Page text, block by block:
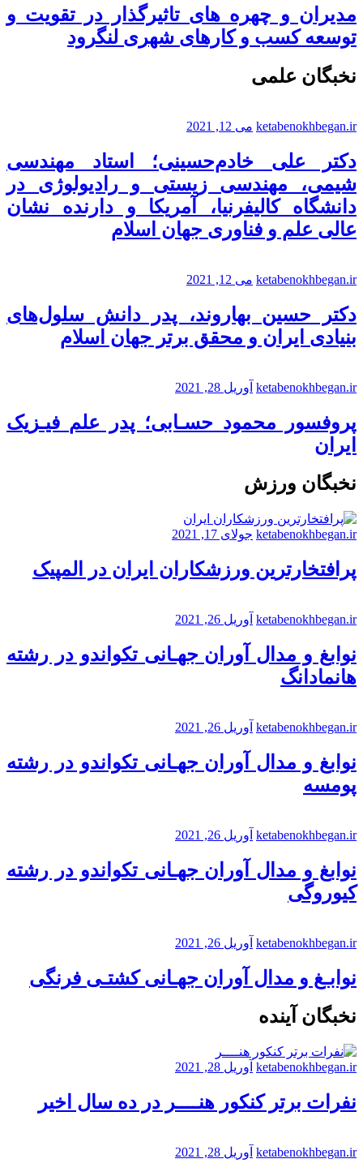
مدیران و چهره های تاثیرگذار در تقویت و
توسعه کسب و کارهای شهری لنگرود
نخبگان علمی
ketabenokhbegan.ir می 12, 2021
دکتر علی خادم‌حسینی؛ استاد مهندسی
شیمی، مهندسی زیستی و رادیولوژی در
دانشگاه کالیفرنیا، آمریکا و دارنده نشان
عالی علم و فناوری جهان اسلام
ketabenokhbegan.ir می 12, 2021
دکتر حسین بهاروند، پدر دانش سلول‌های
بنیادی ایران و محقق برتر جهان اسلام
ketabenokhbegan.ir آوریل 28, 2021
پروفسور محمود حسـابی؛ پدر علم فیـزیک
ایران
نخبگان ورزش
ketabenokhbegan.ir جولای 17, 2021
پرافتخارترین ورزشکاران ایران در المپیک
ketabenokhbegan.ir آوریل 26, 2021
نوابغ و مدال آوران جهـانی تکواندو در رشته
هانمادانگ
ketabenokhbegan.ir آوریل 26, 2021
نوابغ و مدال آوران جهـانی تکواندو در رشته
پومسه
ketabenokhbegan.ir آوریل 26, 2021
نوابغ و مدال آوران جهـانی تکواندو در رشته
کیوروگی
ketabenokhbegan.ir آوریل 26, 2021
نوابـغ و مدال آوران جهـانی کشتـی فرنگی
نخبگان آینده
ketabenokhbegan.ir آوریل 28, 2021
نفرات برتر کنکور هنــــر در ده سال اخیر
ketabenokhbegan.ir آوریل 28, 2021